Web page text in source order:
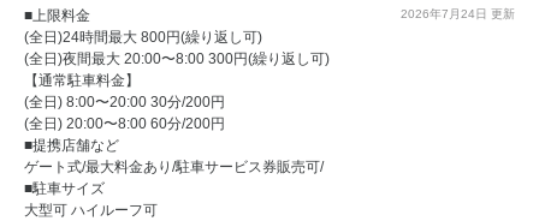
2026年7月24日 更新
■上限料金
(全日)24時間最大 800円(繰り返し可)
(全日)夜間最大 20:00〜8:00 300円(繰り返し可)
【通常駐車料金】
(全日) 8:00〜20:00 30分/200円
(全日) 20:00〜8:00 60分/200円
■提携店舗など
ゲート式/最大料金あり/駐車サービス券販売可/
■駐車サイズ
大型可 ハイルーフ可